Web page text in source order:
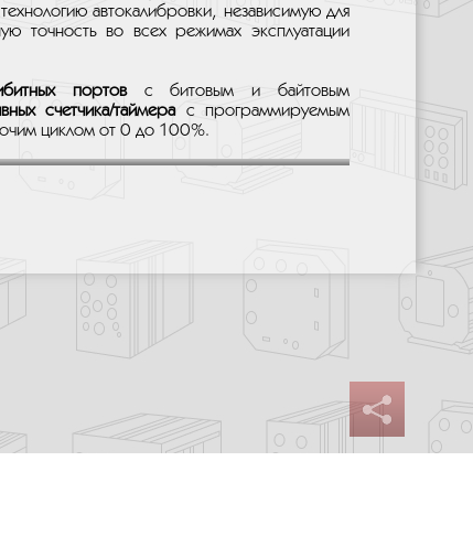
автокалибровки, независимую для
точность во всех режимах эксплуатации
портовс битовым и байтовым
счетчика/таймерас программируемым
циклом от 0 до 100%.